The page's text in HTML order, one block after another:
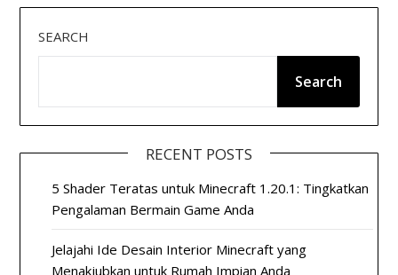
SEARCH
Search
RECENT POSTS
5 Shader Teratas untuk Minecraft 1.20.1: Tingkatkan
Pengalaman Bermain Game Anda
Jelajahi Ide Desain Interior Minecraft yang
Menakjubkan untuk Rumah Impian Anda